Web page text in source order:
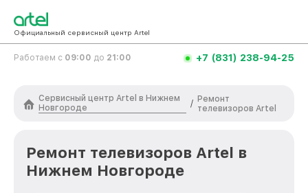
Официальный сервисный центр Artel
Работаем с 09:00 до 21:00 +7 (831) 238-94-25
Сервисный центр Artel в Нижнем
Новгороде
/ Ремонт
телевизоров Artel
Ремонт телевизоров Artel в
Нижнем Новгороде